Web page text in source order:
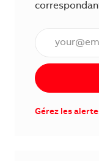
Gérez les